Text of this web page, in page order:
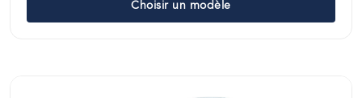
Choisir un modèle